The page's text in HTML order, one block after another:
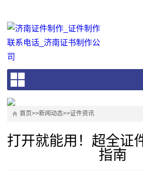
首页>>新闻动态>>证件资讯
打开就能用！超全证
指南